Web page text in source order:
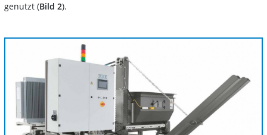
genutzt (Bild 2).